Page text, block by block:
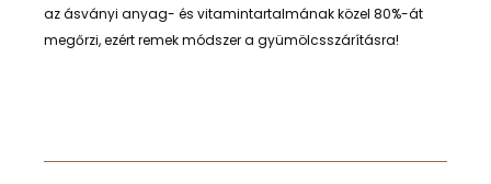
az ásványi anyag- és vitamintartalmának közel 80%-át
megőrzi, ezért remek módszer a gyümölcsszárításra!